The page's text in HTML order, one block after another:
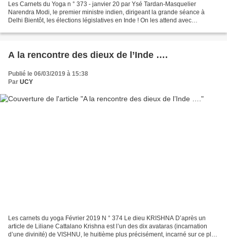
Les Carnets du Yoga n ° 373 - janvier 20 par Ysé Tardan-Masquelier
Narendra Modi, le premier ministre indien, dirigeant la grande séance à
Delhi Bientôt, les élections législatives en Inde ! On les attend avec
A la rencontre des dieux de l’Inde ….
Publié le 06/03/2019 à 15:38
Par UCY
Les carnets du yoga Février 2019 N ° 374 Le dieu KRISHNA D’après un
article de Liliane Cattalano Krishna est l’un des dix avataras (incarnation
d’une divinité) de VISHNU, le huitième plus précisément, incarné sur ce plan